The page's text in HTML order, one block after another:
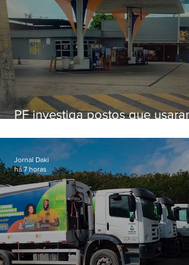
PF investiga postos que usaram
secretário morto em 2020
Jornal Daki
há 7 horas